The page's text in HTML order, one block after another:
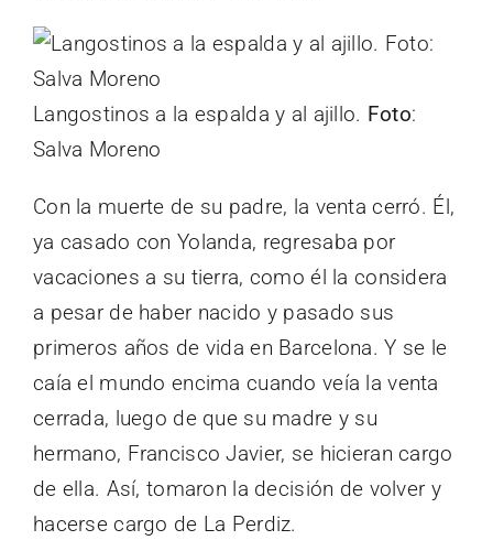
Langostinos a la espalda y al ajillo. Foto:
Salva Moreno
Con la muerte de su padre, la venta cerró. Él,
ya casado con Yolanda, regresaba por
vacaciones a su tierra, como él la considera
a pesar de haber nacido y pasado sus
primeros años de vida en Barcelona. Y se le
caía el mundo encima cuando veía la venta
cerrada, luego de que su madre y su
hermano, Francisco Javier, se hicieran cargo
de ella. Así, tomaron la decisión de volver y
hacerse cargo de La Perdiz.